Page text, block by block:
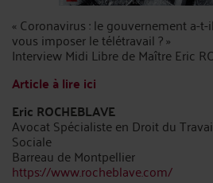
« Coronavirus : le gouvernement a-
vous imposer le télétravail ? »
Interview Midi Libre de Maître Eric
Article à lire ici
Eric ROCHEBLAVE
Avocat Spécialiste en Droit du
Sociale
Barreau de Montpellier
https://www.rocheblave.com/